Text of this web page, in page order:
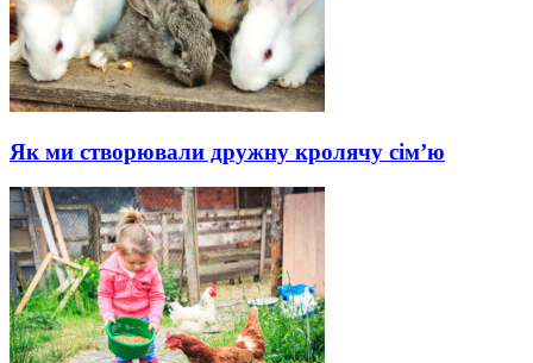
Як ми створювали дружну кролячу сім’ю